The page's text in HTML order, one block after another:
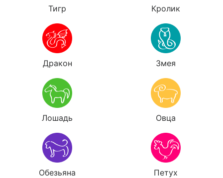
Тигр Кролик
Дракон Змея
Лошадь Овца
Обезьяна Петух